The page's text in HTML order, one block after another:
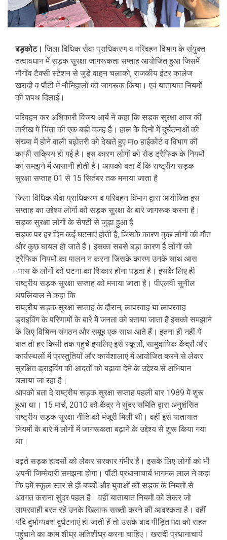
बड़कोट। जिला विधिक सेवा प्राधिकरण व परिवहन विभाग के संयुक्त
तत्वावधान में सड़क सुरक्षा जागरूकता सप्ताह आयोजित हुआ जिसमें
नौगाँव टैक्सी स्टेशन से जुड़े वाहन चलाको, राजकीय इंटर कालेज
खरादी व पौंटी में नौनिहालों को जागरूक किया। एवं यातायात नियमों
की शपथ दिलाई।
परिवहन कर अधिकारी विजय आर्य ने कहा कि सड़क सुरक्षा आज की
तारीख में चिंता की एक बड़ी वजह है। हाल के दिनों में दुर्घटनाओं की
संख्या में होने वाली बढ़ोतरी को देखते हुए माo हाईकोर्ट व विभाग की
काफी सक्रिय हो गई है। इस कारण लोगों को रोड ट्रैफिक के नियमों
को समझने में आसानी होती है। आपको बता दें कि राष्ट्रीय सड़क
सुरक्षा सप्ताह 01 से 15 सितंबर तक मनाया जाता है
जिला विधिक सेवा प्राधिकरण व परिवहन विभाग द्वारा आयोजित इस
सप्ताह का उद्देश्य लोगों को सड़क सुरक्षा के बारे जागरूक करना है।
सड़क सुरक्षा लोगों के सेफ्टी से जुड़ा हुआ है
सड़क पर हर दिन कई घटनाएं होती है, जिसके कारण कुछ लोगों की मौत
और कुछ घायल हो जाते हैं। इसका सबसे बड़ा कारण है लोगों को
ट्रैफिक नियमों का पालन न करना जिसके कारण उनके साथ आस
-पास के लोगों को घटना का शिकार होना पड़ता है। इसके लिए ही
राष्ट्रीय सड़क सुरक्षा सप्ताह को मनाया जाता है। पीएलवी सुनील
थपलियाल ने कहा कि
राष्ट्रीय सड़क सुरक्षा सप्ताह के दौरान, लापरवाह या लापरवाह
ड्राइविंग के परिणामों के बारे में जनता को बताया जाता है इसको समझाने
के लिए विभिन्न संगठन और समूह एक साथ आते हैं। इतना ही नहीं ये
बात तो हर किसी तक पहुचे इसलिए इसे स्कूलों, सामुदायिक केंद्रों और
कार्यस्थलों में प्रस्तुतियाँ और कार्यशालाएं में आयोजित करने से लेकर
सुरक्षित ड्राइविंग की आदतों को बढ़ावा देने के उद्देश्य से अभियान
चलाया जा रहा है।
आपको बता दे राष्ट्रीय सड़क सुरक्षा सप्ताह पहली बार 1989 में शुरू
हुआ था। 15 मार्च, 2010 को केंद्र ने सुंदर समिति द्वारा अनुशंसित
राष्ट्रीय सड़क सुरक्षा नीति को मंजूरी मिली थी। वहीं इसे यातायात
नियमों के बारे में लोगों में जागरूकता बढ़ाने के उद्देश्य से शुरू किया गया
था।
बढ़ते सड़क हादसों को लेकर सरकार गंभीर है। इसके लिए लोगों को भी
अपनी जिम्मेदारी समझना होगा। पौंटी प्रधानाचार्य भागमल लाल ने कहा
कि हमें स्कूल स्तर से ही बच्चों और युवाओं को सड़क के नियमों से
अवगत कराना सुंदर पहल है। वहीं यातायात नियमों को लेकर जो
लापरवाही बरत रहें उनके खिलाफ सख्ती करने की आवश्कता है। वहीं
यदि दुर्भाग्यवश दुर्घटनाएं हो जाती हैं तो उसके बाद पीड़ित पक्ष को राहत
पहुंचाने का काम शीघ्र अतिशीघ्र करना चाहिए। खरादी प्रधानाचार्य